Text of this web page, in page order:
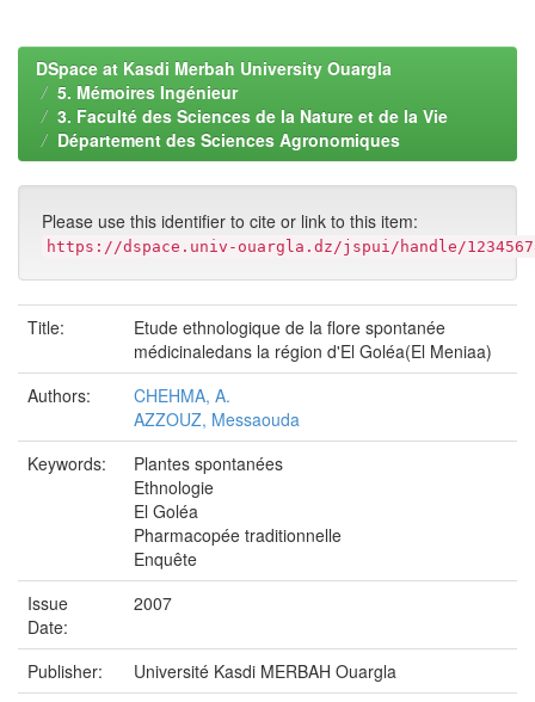
DSpace at Kasdi Merbah University Ouargla
5. Mémoires Ingénieur
3. Faculté des Sciences de la Nature et de la Vie
Département des Sciences Agronomiques
Please use this identifier to cite or link to this item:
https://dspace.univ-ouargla.dz/jspui/handle/
Title:
Etude ethnologique de la flore spontanée
médicinaledans la région d'El Goléa(El Meniaa)
Authors:
CHEHMA, A.
AZZOUZ, Messaouda
Keywords:
Plantes spontanées
Ethnologie
El Goléa
Pharmacopée traditionnelle
Enquête
Issue
Date:
2007
Publisher:
Université Kasdi MERBAH Ouargla